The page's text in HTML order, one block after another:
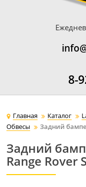
8-
Главная Каталог
Обвесы
Задний
Задний
Range Rover